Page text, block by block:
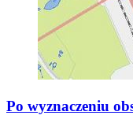
Po wyznaczeniu